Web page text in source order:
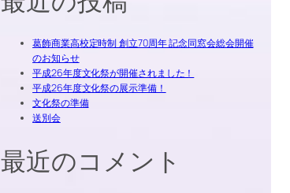
葛飾商業高校定時制 創立70周年 記念同窓会総会開催
のお知らせ
平成26年度文化祭が開催されました！
平成26年度文化祭の展示準備！
文化祭の準備
送別会
最近のコメント